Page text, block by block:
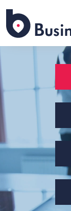
Business